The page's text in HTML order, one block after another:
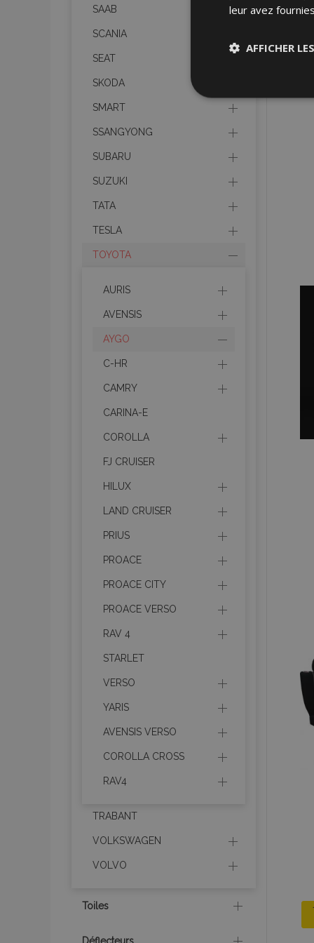
SAAB
SCANIA
SEAT
SKODA
SMART
SSANGYONG
SUBARU
SUZUKI
TATA
TESLA
TOYOTA
AURIS
AVENSIS
AYGO
C-HR
CAMRY
CARINA-E
COROLLA
FJ CRUISER
HILUX
LAND CRUISER
PRIUS
PROACE
PROACE CITY
PROACE VERSO
RAV 4
STARLET
VERSO
YARIS
AVENSIS VERSO
COROLLA CROSS
RAV4
TRABANT
VOLKSWAGEN
VOLVO
Toiles
leur avez
AFFICHER
Les cookies